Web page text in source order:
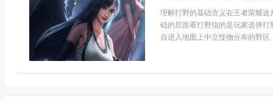
理解打野的基础含义在王者荣耀
础的层面看打野指的是玩家选择
自进入地图上中立怪物分布的野区